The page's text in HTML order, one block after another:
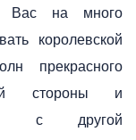
Вас на много
королевской
прекрасного
стороны и
с другой